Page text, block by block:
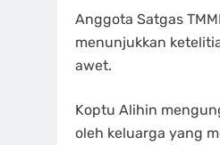
Anggota Satgas
menunjukkan
awet.
Koptu Alihin
oleh keluarga yang